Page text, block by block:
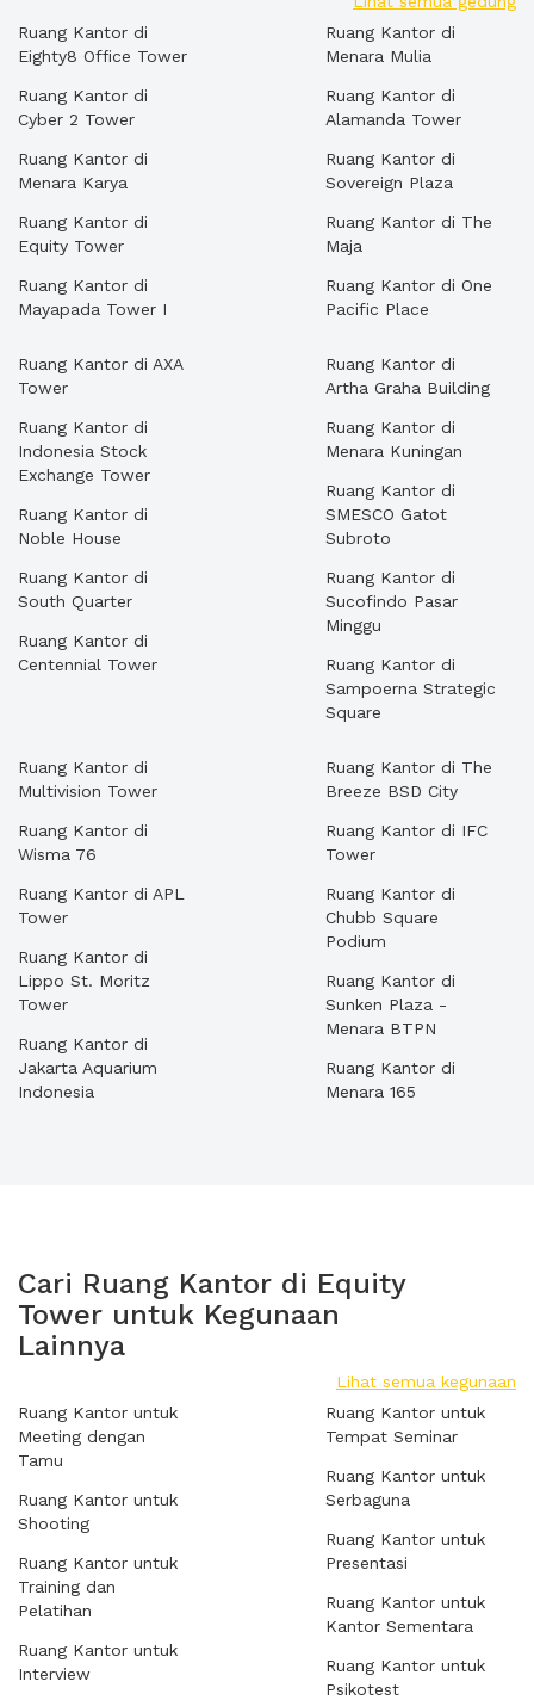
Ruang Kantor di
Eighty8 Office Tower
Ruang Kantor di
Cyber 2 Tower
Ruang Kantor di
Menara Karya
Ruang Kantor di
Equity Tower
Ruang Kantor di
Mayapada Tower I
Ruang Kantor di
Menara Mulia
Ruang Kantor di
Alamanda Tower
Ruang Kantor di
Sovereign Plaza
Ruang Kantor di The
Maja
Ruang Kantor di One
Pacific Place
Ruang Kantor di AXA
Tower
Ruang Kantor di
Indonesia Stock
Exchange Tower
Ruang Kantor di
Noble House
Ruang Kantor di
South Quarter
Ruang Kantor di
Centennial Tower
Ruang Kantor di
Artha Graha Building
Ruang Kantor di
Menara Kuningan
Ruang Kantor di
SMESCO Gatot
Subroto
Ruang Kantor di
Sucofindo Pasar
Minggu
Ruang Kantor di
Sampoerna Strategic
Square
Ruang Kantor di
Multivision Tower
Ruang Kantor di
Wisma 76
Ruang Kantor di APL
Tower
Ruang Kantor di
Lippo St. Moritz
Tower
Ruang Kantor di
Jakarta Aquarium
Indonesia
Ruang Kantor di The
Breeze BSD City
Ruang Kantor di IFC
Tower
Ruang Kantor di
Chubb Square
Podium
Ruang Kantor di
Sunken Plaza -
Menara BTPN
Ruang Kantor di
Menara 165
Cari Ruang Kantor di Equity
Tower untuk Kegunaan
Lainnya
Lihat semua kegunaan
Ruang Kantor untuk
Meeting dengan
Tamu
Ruang Kantor untuk
Shooting
Ruang Kantor untuk
Training dan
Pelatihan
Ruang Kantor untuk
Interview
Ruang Kantor untuk
Tempat Seminar
Ruang Kantor untuk
Serbaguna
Ruang Kantor untuk
Presentasi
Ruang Kantor untuk
Kantor Sementara
Ruang Kantor untuk
Psikotest